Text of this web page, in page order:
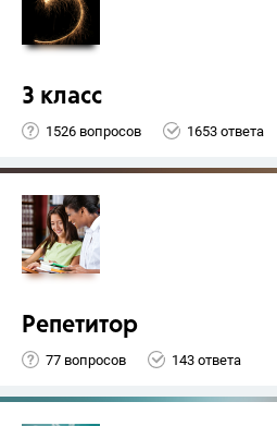
3 класс
1526 вопросов 1653 ответа
Репетитор
77 вопросов 143 ответа